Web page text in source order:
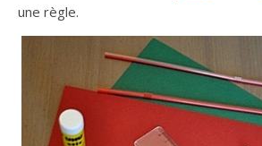
une règle.